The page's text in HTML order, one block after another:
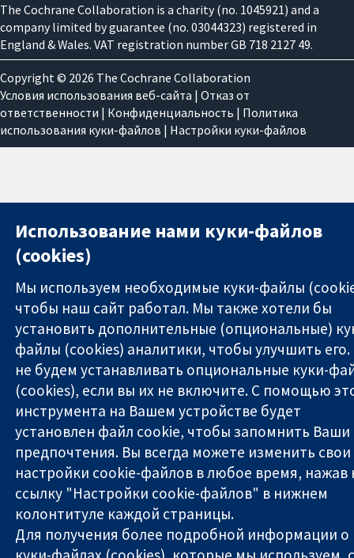
The Cochrane Collaboration is a charity (no. 1045921) and a
company limited by guarantee (no. 03044323) registered in
England & Wales. VAT registration number GB 718 2127 49.
Copyright © 2026 The Cochrane Collaboration
Условия использования веб-сайта | Отказ от
ответственности | Конфиденциальность | Политика
использования куки-файлов | Настройки куки-файлов
Использование нами куки-файлов
(cookies)
Мы используем необходимые куки-файлы
чтобы наш сайт работал. Мы также хотели бы
установить дополнительные (опциональные)
файлы (cookies) аналитики, чтобы улучшить
не будем устанавливать опциональные куки-
(cookies), если вы их не включите. С помощью
инструмента на Вашем устройстве будет
установлен файл cookie, чтобы запомнить Ваши
предпочтения. Вы всегда можете изменить свои
настройки cookie-файлов в любое время, нажав
ссылку "Настройки cookie-файлов" в нижнем
колонтитуле каждой страницы.
Для получения более подробной информации о